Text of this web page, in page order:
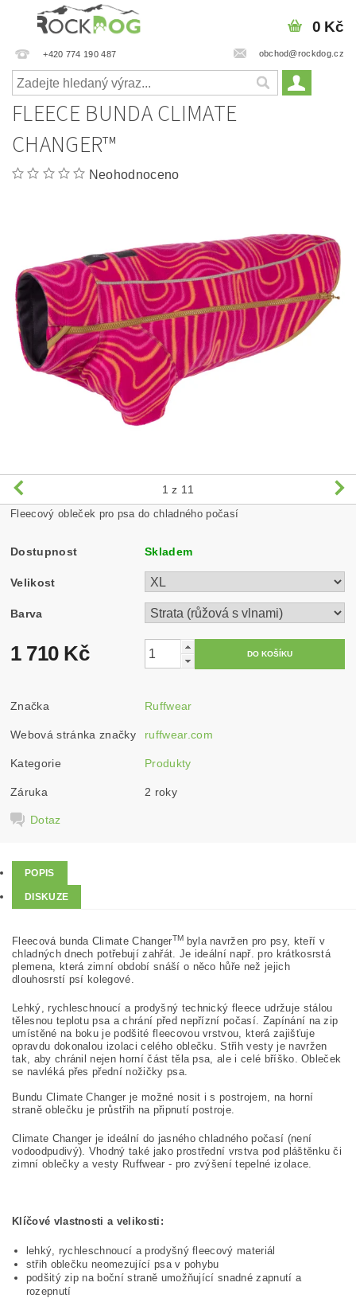
+420 774 190 487 obchod@rockdog.cz
0 Kč
FLEECE BUNDA CLIMATE
CHANGER™
Neohodnoceno
1 z 11
Fleecový obleček pro psa do chladného počasí
Dostupnost Skladem
Velikost
Barva
1 710 Kč
Značka Ruffwear
Webová stránka značky ruffwear.com
Kategorie Produkty
Záruka 2 roky
Dotaz
POPIS
DISKUZE
Fleecová bunda Climate ChangerTM byla navržen pro psy, kteří v
chladných dnech potřebují zahřát. Je ideální např. pro krátkosrstá
plemena, která zimní období snáší o něco hůře než jejich
dlouhosrstí psí kolegové.
Lehký, rychleschnoucí a prodyšný technický fleece udržuje stálou
tělesnou teplotu psa a chrání před nepřízní počasí. Zapínání na zip
umístěné na boku je podšité fleecovou vrstvou, která zajišťuje
opravdu dokonalou izolaci celého oblečku. Střih vesty je navržen
tak, aby chránil nejen horní část těla psa, ale i celé bříško. Obleček
se navléká přes přední nožičky psa.
Bundu Climate Changer je možné nosit i s postrojem, na horní
straně oblečku je průstřih na připnutí postroje.
Climate Changer je ideální do jasného chladného počasí (není
vodoodpudivý). Vhodný také jako prostřední vrstva pod pláštěnku či
zimní oblečky a vesty Ruffwear - pro zvýšení tepelné izolace.
Klíčové vlastnosti a velikosti:
lehký, rychleschnoucí a prodyšný fleecový materiál
střih oblečku neomezující psa v pohybu
podšitý zip na boční straně umožňující snadné zapnutí a
rozepnutí